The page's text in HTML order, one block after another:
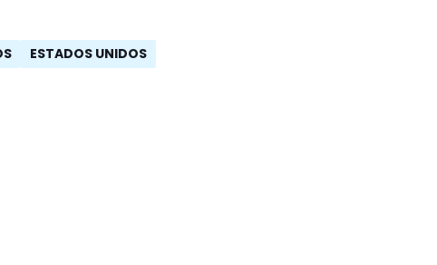
ESTADOS UNIDOS